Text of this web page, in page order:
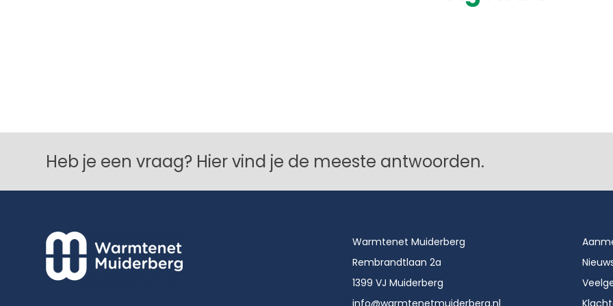
Heb je een vraag? Hier vind je de meeste antwoorden.
Warmtenet Muiderberg
Rembrandtlaan 2a
1399 VJ Muiderberg
info@warmtenetmuiderberg.nl